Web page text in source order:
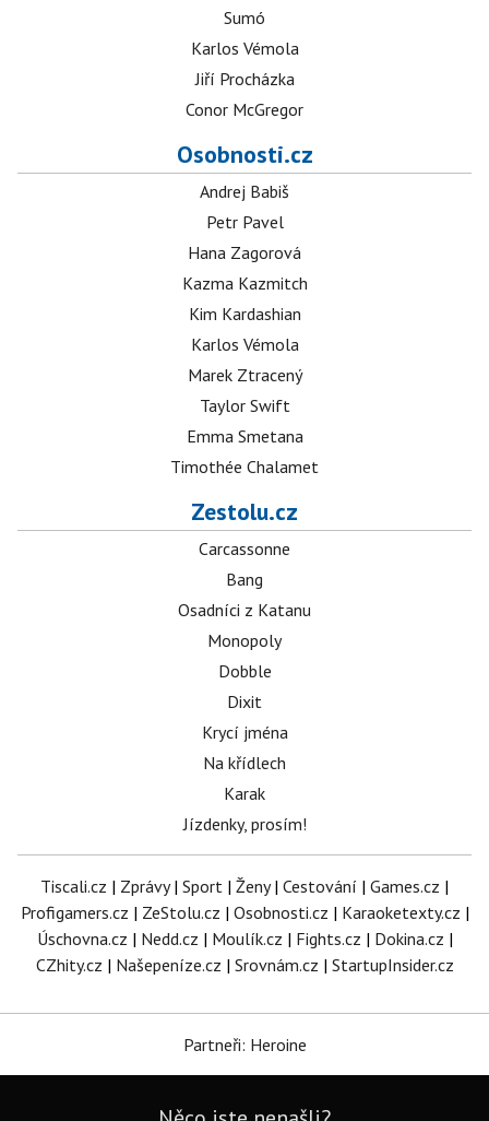
Sumó
Karlos Vémola
Jiří Procházka
Conor McGregor
Osobnosti.cz
Andrej Babiš
Petr Pavel
Hana Zagorová
Kazma Kazmitch
Kim Kardashian
Karlos Vémola
Marek Ztracený
Taylor Swift
Emma Smetana
Timothée Chalamet
Zestolu.cz
Carcassonne
Bang
Osadníci z Katanu
Monopoly
Dobble
Dixit
Krycí jména
Na křídlech
Karak
Jízdenky, prosím!
Tiscali.cz | Zprávy| Sport | Ženy| Cestování | Games.cz |
Profigamers.cz | ZeStolu.cz | Osobnosti.cz | Karaoketexty.cz |
Úschovna.cz | Nedd.cz | Moulík.cz | Fights.cz | Dokina.cz |
CZhity.cz | Našepeníze.cz | Srovnám.cz | StartupInsider.cz
Partneři: Heroine